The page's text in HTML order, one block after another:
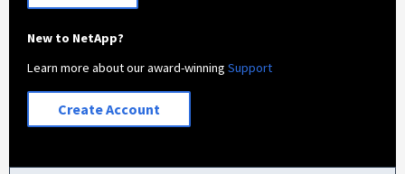
New to NetApp?
Learn more about our award-winningSupport
Create Account